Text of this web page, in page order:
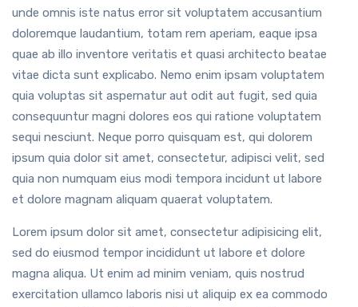
unde omnis iste natus error sit voluptatem accusantium
doloremque laudantium, totam rem aperiam, eaque ipsa
quae ab illo inventore veritatis et quasi architecto beatae
vitae dicta sunt explicabo. Nemo enim ipsam voluptatem
quia voluptas sit aspernatur aut odit aut fugit, sed quia
consequuntur magni dolores eos qui ratione voluptatem
sequi nesciunt. Neque porro quisquam est, qui dolorem
ipsum quia dolor sit amet, consectetur, adipisci velit, sed
quia non numquam eius modi tempora incidunt ut labore
et dolore magnam aliquam quaerat voluptatem.
Lorem ipsum dolor sit amet, consectetur adipisicing elit,
sed do eiusmod tempor incididunt ut labore et dolore
magna aliqua. Ut enim ad minim veniam, quis nostrud
exercitation ullamco laboris nisi ut aliquip ex ea commodo